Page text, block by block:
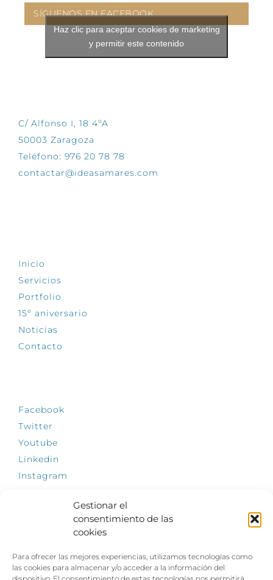
Gestionar el
consentimiento de las
cookies
Para ofrecer las mejores experiencias, utilizamos tecnologías como
las cookies para almacenar y/o acceder a la información del
SÍGUENOS EN FACEBOOK
Haz clic para aceptar cookies de marketing
y permitir este contenido
C/ Alfonso I, 18 4ºA
50003 Zaragoza
Teléfono: 976 20 78 78
contactar@ideasamares.com
Inicio
Servicios
Portfolio
15º aniversario
Noticias
Contacto
Facebook
Twitter
Youtube
Linkedin
Instagram
El empleo, la gran llave para una vida
independiente: Fundación Dfa reclama un